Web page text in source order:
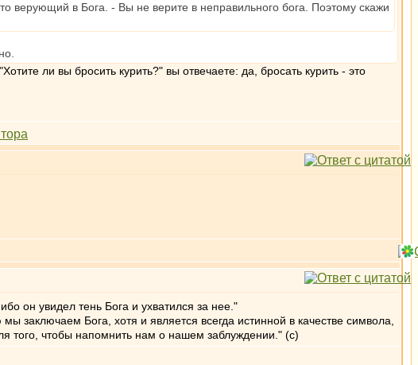
верующий в Бога. - Вы не верите в неправильного бога. Поэтому скажи
ли вы бросить курить?" вы отвечаете: да, бросать курить - это
он увидел тень Бога и ухватился за нее."
Бога, хотя и является всегда истинной в качестве символа,
того, чтобы напомнить нам о нашем заблуждении." (с)